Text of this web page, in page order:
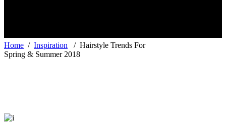
Home / Inspiration / Hairstyle Trends For
Spring & Summer 2018